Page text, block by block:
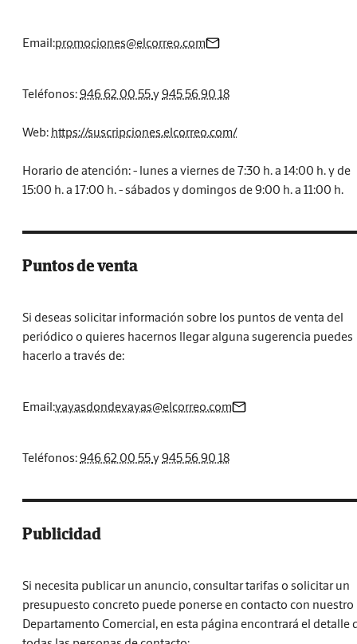
Email:promociones@elcorreo.com
Teléfonos:946 62 00 55y945 56 90 18
Web: https://suscripciones.elcorreo.com/
Horario de atención: - lunes a viernes de 7:30 h. a 14:00 h. y de
15:00 h. a 17:00 h. - sábados y domingos de 9:00 h. a 11:00 h.
Puntos de venta
Si deseas solicitar información sobre los puntos de venta del
periódico o quieres hacernos llegar alguna sugerencia puedes
hacerlo a través de:
Email:vayasdondevayas@elcorreo.com
Teléfonos:946 62 00 55y945 56 90 18
Publicidad
Si necesita publicar un anuncio, consultar tarifas o solicitar un
presupuesto concreto puede ponerse en contacto con nuestro
Departamento Comercial, en esta página encontrará el detalle